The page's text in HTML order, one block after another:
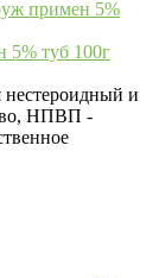
5% туб 100г
нестероидный и
НПВП -